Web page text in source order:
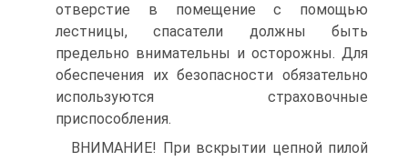
отверстие в помещение с помощью
лестницы, спасатели должны быть
предельно внимательны и осторожны. Для
обеспечения их безопасности обязательно
используются страховочные
приспособления.
ВНИМАНИЕ! При вскрытии цепной пилой